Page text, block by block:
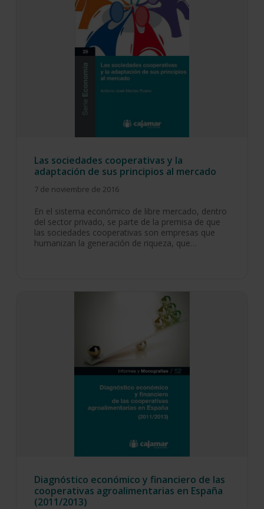
Las sociedades cooperativas y la
adaptación de sus principios al mercado
7 de noviembre de 2016
En el sistema económico de libre mercado, dentro
del sector privado, se parte de la premisa de que
las sociedades cooperativas son empresas que
humanizan la generación de riqueza, que…
Diagnóstico económico y financiero de las
cooperativas agroalimentarias en España
(2011/2013)